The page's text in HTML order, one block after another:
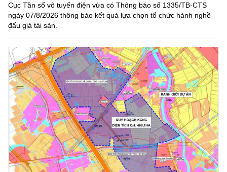
Cục Tần số vô tuyến điện vừa có Thông báo số 1335/TB-CTS
ngày 07/8/2026 thông báo kết quả lựa chọn tổ chức hành nghề
đấu giá tài sản.